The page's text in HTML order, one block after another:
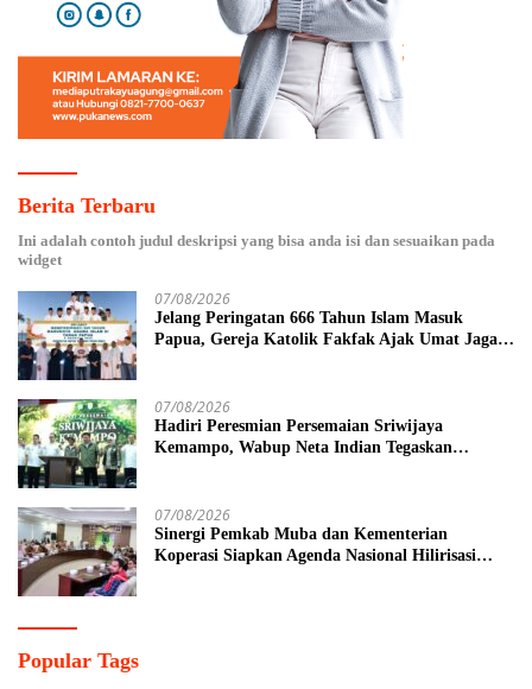
Berita Terbaru
Ini adalah contoh judul deskripsi yang bisa anda isi dan sesuaikan pada
widget
07/08/2026
Jelang Peringatan 666 Tahun Islam Masuk
Papua, Gereja Katolik Fakfak Ajak Umat Jaga
07/08/2026
Hadiri Peresmian Persemaian Sriwijaya
Kemampo, Wabup Neta Indian Tegaskan
07/08/2026
Sinergi Pemkab Muba dan Kementerian
Koperasi Siapkan Agenda Nasional Hilirisasi
Popular Tags